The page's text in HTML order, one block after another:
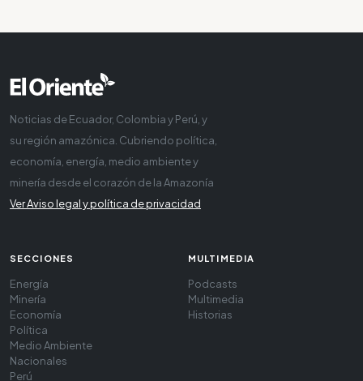
Noticias de Ecuador, Colombia y Perú, y
su región amazónica. Cubriendo política,
economía, energía, medio ambiente y
minería desde el corazón de la Amazonía
Ver Aviso legal y política de privacidad
SECCIONES
Energía
Minería
Economía
Política
Medio Ambiente
Nacionales
Perú
MULTIMEDIA
Podcasts
Multimedia
Historias